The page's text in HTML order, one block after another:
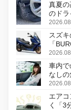
真夏
のド
スズ
「
変更し
車内
なし
エア
く「3